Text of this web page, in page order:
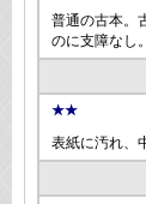
普通の古本。
のに支障なし。
★★
表紙に汚れ、